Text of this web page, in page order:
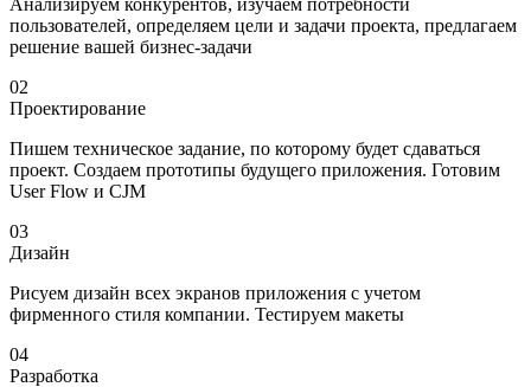
пользователей, определяем цели и задачи проекта, предлагаем
решение вашей бизнес-задачи
02
Проектирование
Пишем техническое задание, по которому будет сдаваться
проект. Создаем прототипы будущего приложения. Готовим
User Flow и CJM
03
Дизайн
Рисуем дизайн всех экранов приложения с учетом
фирменного стиля компании. Тестируем макеты
04
Разработка